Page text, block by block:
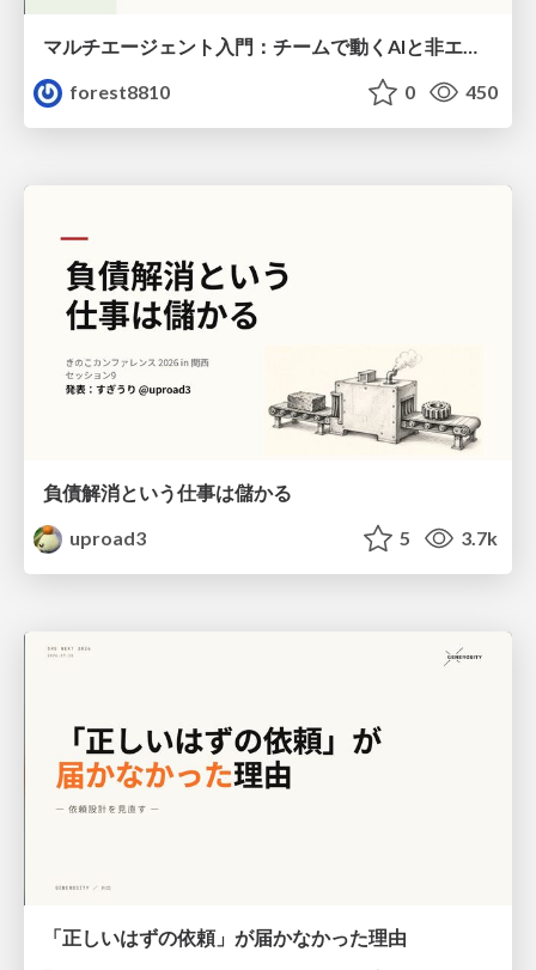
マルチエージェント入門：チームで動くAIと非エンジニアのための設計（Claude Code）
forest8810
0 450
負債解消という仕事は儲かる
uproad3
5 3.7k
「正しいはずの依頼」が届かなかった理由